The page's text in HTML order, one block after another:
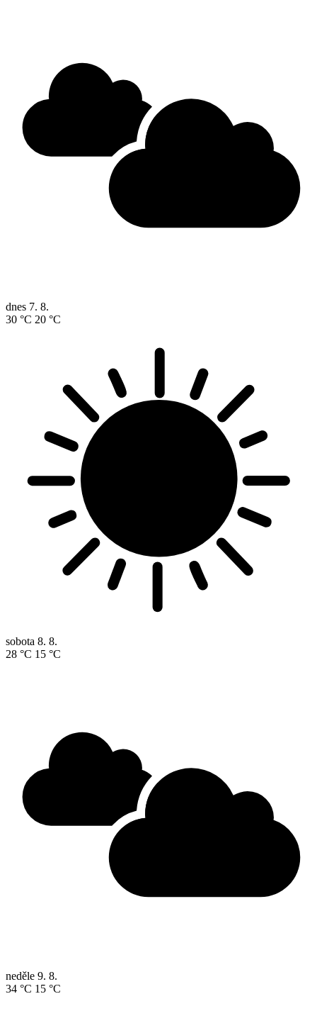
dnes 7. 8.
30 °C 20 °C
sobota 8. 8.
28 °C 15 °C
neděle 9. 8.
34 °C 15 °C